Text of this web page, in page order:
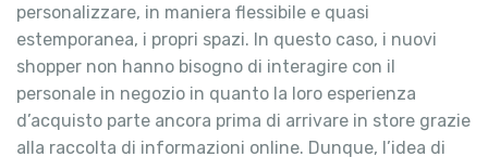
personalizzare, in maniera flessibile e quasi
estemporanea, i propri spazi. In questo caso, i nuovi
shopper non hanno bisogno di interagire con il
personale in negozio in quanto la loro esperienza
d’acquisto parte ancora prima di arrivare in store grazie
alla raccolta di informazioni online. Dunque, l’idea di